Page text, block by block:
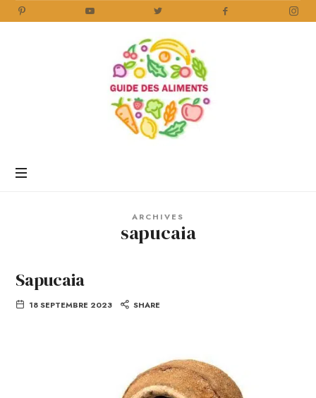
Aliments
ARCHIVES
sapucaia
Sapucaia
18 SEPTEMBRE 2023 SHARE